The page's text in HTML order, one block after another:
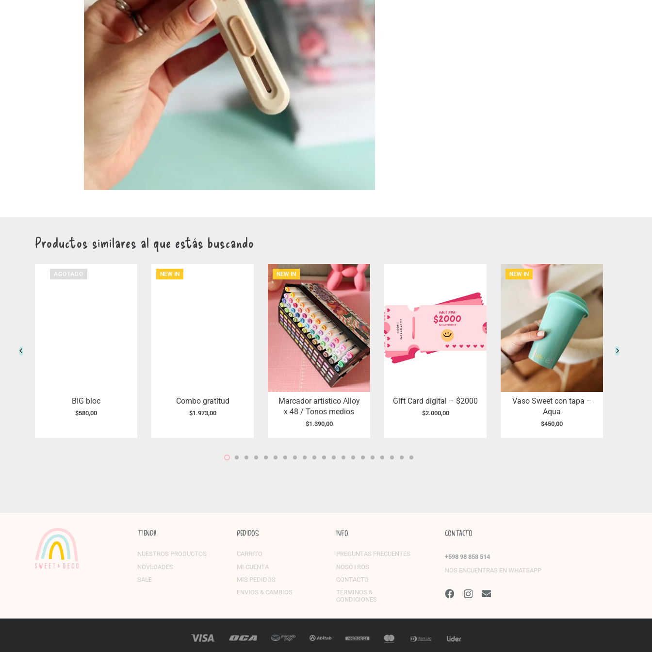
Productos similares al que estás buscando
AGOTADO
BIG bloc
$580,00
NEW IN
Combo gratitud
$1.973,00
NEW IN
Marcador artistico Alloy
x 48 / Tonos medios
$1.390,00
Gift Card digital – $2000
$2.000,00
NEW IN
Vaso Sweet con tapa –
Aqua
$450,00
TIENDA
NUESTROS PRODUCTOS
NOVEDADES
SALE
PEDIDOS
CARRITO
MI CUENTA
MIS PEDIDOS
ENVIOS & CAMBIOS
INFO
PREGUNTAS FRECUENTES
NOSOTROS
CONTACTO
TÉRMINOS &
CONDICIONES
CONTACTO
+598 98 858 514
NOS ENCUENTRAS EN WHATSAPP